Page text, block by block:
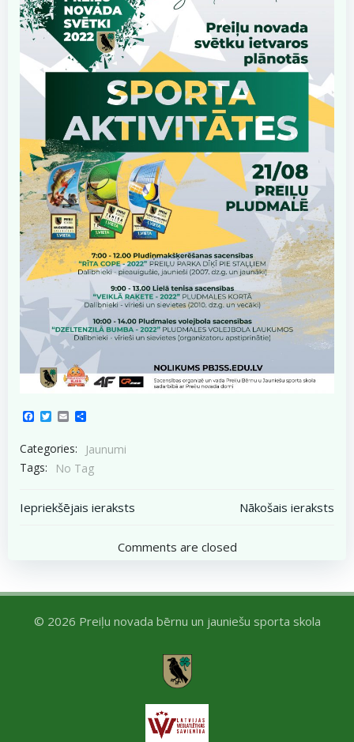
Facebook
Twitter
Email
Categories:
Jaunumi
Tags:
No Tag
Post
navigation
Iepriekšējais ieraksts
navigation
Nākošais ieraksts
Comments are closed
© 2026 Preiļu novada bērnu un jauniešu sporta skola